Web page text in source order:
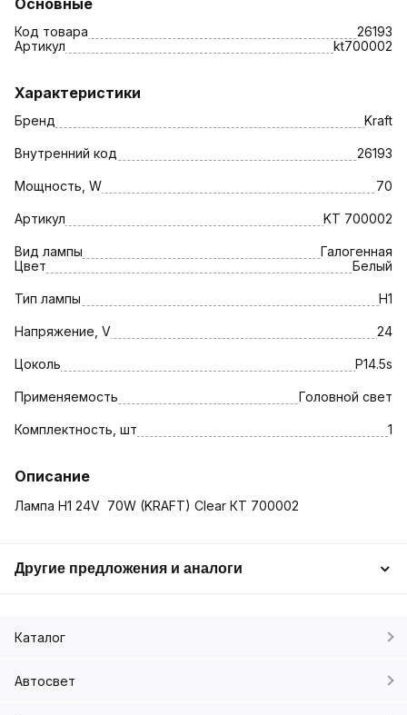
Код товара
26193
Артикул
kt700002
Характеристики
Бренд Kraft
Внутренний код 26193
Мощность, W 70
Артикул KT 700002
Вид лампы
Галогенная
Цвет
Белый
Тип лампы H1
Напряжение, V 24
Цоколь P14.5s
Применяемость Головной свет
Комплектность, шт 1
Описание
Лампа H1 24V 70W (KRAFT) Clear КТ 700002
Другие предложения и аналоги
Каталог
Автосвет